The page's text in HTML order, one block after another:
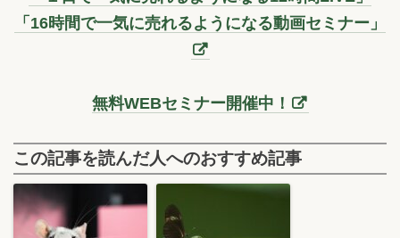
「16時間で一気に売れるようになる動画セミナー」
無料WEBセミナー開催中！
この記事を読んだ人へのおすすめ記事